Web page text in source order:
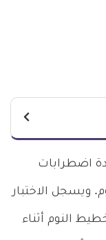
اضطرابات
ويسجل الاختبار
النوم أثناء